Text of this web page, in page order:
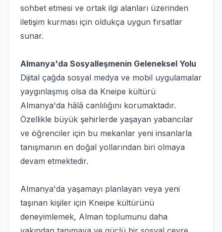
sohbet etmesi ve ortak ilgi alanları üzerinden
iletişim kurması için oldukça uygun fırsatlar
sunar.
Almanya'da Sosyalleşmenin Geleneksel Yolu
Dijital çağda sosyal medya ve mobil uygulamalar
yaygınlaşmış olsa da Kneipe kültürü
Almanya'da hâlâ canlılığını korumaktadır.
Özellikle büyük şehirlerde yaşayan yabancılar
ve öğrenciler için bu mekanlar yeni insanlarla
tanışmanın en doğal yollarından biri olmaya
devam etmektedir.
Almanya'da yaşamayı planlayan veya yeni
taşınan kişiler için Kneipe kültürünü
deneyimlemek, Alman toplumunu daha